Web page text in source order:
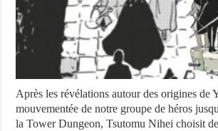
Après les révélations autour des origines de
mouvementée de notre groupe de héros
la Tower Dungeon, Tsutomu Nihei choisit